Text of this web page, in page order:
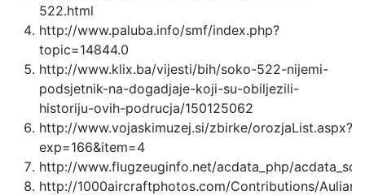
522.html
http://www.paluba.info/smf/index.php?
topic=14844.0
http://www.klix.ba/vijesti/bih/soko-522-nijemi-
podsjetnik-na-dogadjaje-koji-su-obiljezili-
historiju-ovih-podrucja/150125062
http://www.vojaskimuzej.si/zbirke/orozjaList.aspx?
exp=166&item=4
http://www.flugzeuginfo.net/acdata_php/
http://1000aircraftphotos.com/Contributions/